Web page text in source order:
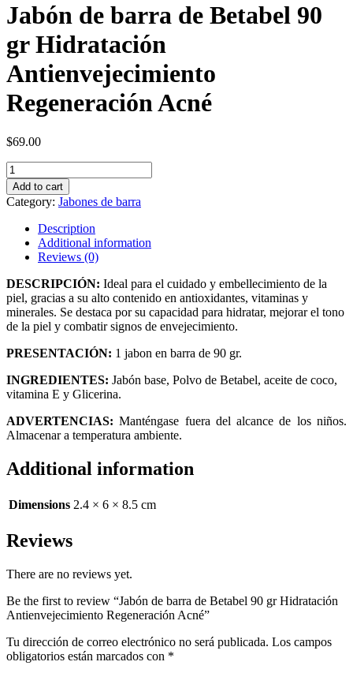
Jabón de barra de Betabel 90
gr Hidratación
Antienvejecimiento
Regeneración Acné
$69.00
Jabón
de
barra
de
Betabel
Hidratación
Antienvejecimiento
Regeneración
Acné
quantity
Add to cart
Category: Jabones de barra
Description
Additional information
Reviews (0)
DESCRIPCIÓN: Ideal para el cuidado y embellecimiento de la
piel, gracias a su alto contenido en antioxidantes, vitaminas y
minerales. Se destaca por su capacidad para hidratar, mejorar el tono
de la piel y combatir signos de envejecimiento.
PRESENTACIÓN: 1 jabon en barra de 90 gr.
INGREDIENTES: Jabón base, Polvo de Betabel, aceite de coco,
vitamina E y Glicerina.
ADVERTENCIAS:Manténgase fuera del alcance de los niños.
Almacenar a temperatura ambiente.
Additional information
Dimensions 2.4 × 6 × 8.5 cm
Reviews
There are no reviews yet.
Be the first to review “Jabón de barra de Betabel 90 gr Hidratación
Antienvejecimiento Regeneración Acné”
Tu dirección de correo electrónico no será publicada. Los campos
obligatorios están marcados con *